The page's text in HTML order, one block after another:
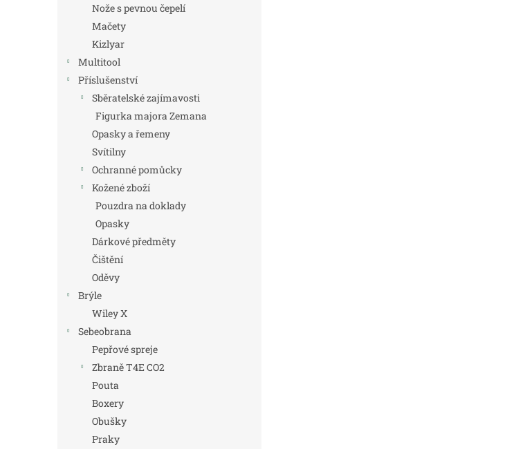
Nože s pevnou čepelí
Mačety
Kizlyar
Multitool
Příslušenství
Sběratelské zajímavosti
Figurka majora Zemana
Opasky a řemeny
Svítilny
Ochranné pomůcky
Kožené zboží
Pouzdra na doklady
Opasky
Dárkové předměty
Čištění
Oděvy
Brýle
Wiley X
Sebeobrana
Pepřové spreje
Zbraně T4E CO2
Pouta
Boxery
Obušky
Praky